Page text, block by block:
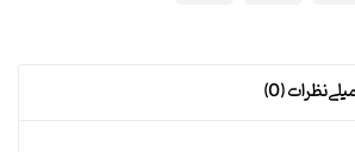
نظرات (0)